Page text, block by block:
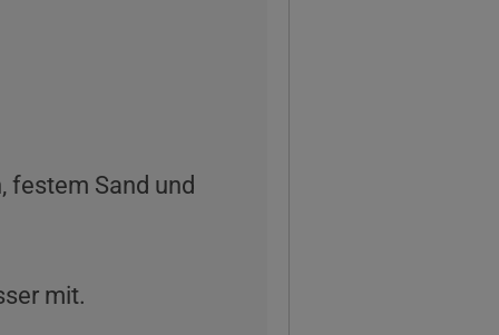
festem Sand und
mit.